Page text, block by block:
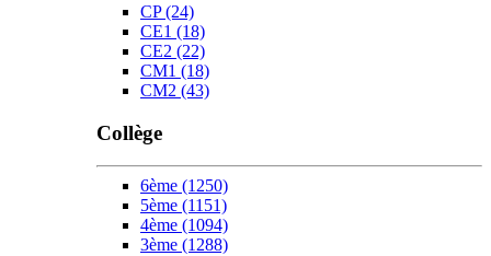
CP(24)
CE1 (18)
CE2 (22)
CM1 (18)
CM2 (43)
Collège
6ème (1250)
5ème (1151)
4ème (1094)
3ème (1288)